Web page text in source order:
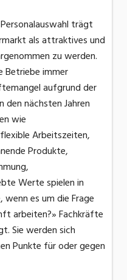
trägt
als attraktives und
zu werden.
immer
aufgrund der
nächsten Jahren
wie
Arbeitszeiten,
Produkte,
Werte spielen in
es um die Frage
arbeiten?» Fachkräfte
Sie werden sich
Punkte für oder gegen